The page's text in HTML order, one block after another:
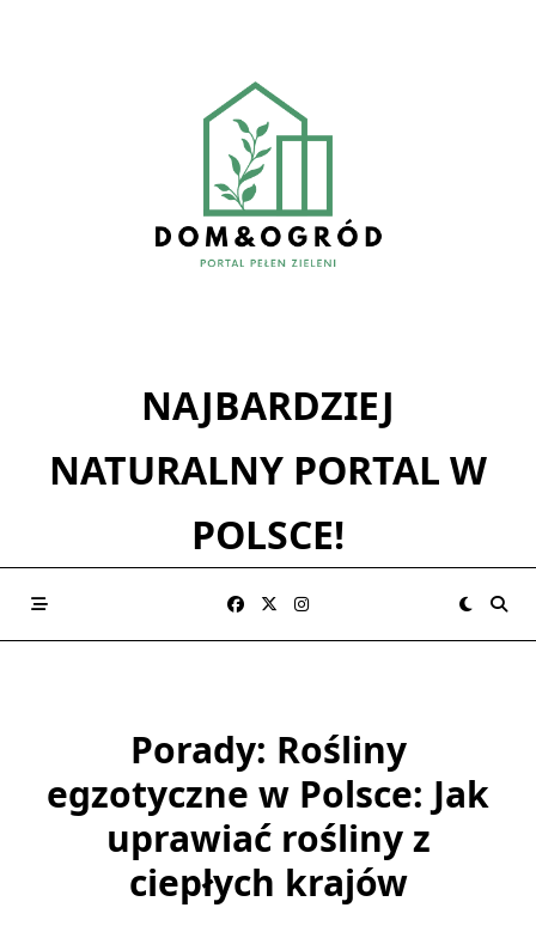
NAJBARDZIEJ
NATURALNY PORTAL W
POLSCE!
Porady: Rośliny
egzotyczne w Polsce: Jak
uprawiać rośliny z
ciepłych krajów